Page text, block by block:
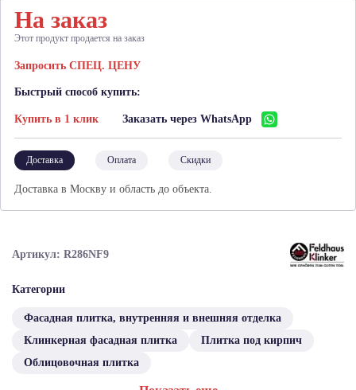
Артикул: R286NF9
Категории
Фасадная плитка, внутренняя и внешняя отделка
Клинкерная фасадная плитка
Плитка под кирпич
Облицовочная плитка
На заказ
Этот продукт продается на заказ
Запросить СПЕЦ. ЦЕНУ
Быстрый способ купить:
Купить в 1 клик Заказать через WhatsApp
Доставка Оплата Скидки
Доставка в Москву и область до объекта.